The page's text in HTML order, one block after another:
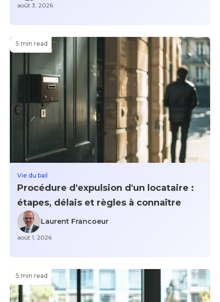
août 3, 2026
5 min read
Vie du bail
Procédure d'expulsion d'un locataire :
étapes, délais et règles à connaître
Laurent Francoeur
août 1, 2026
5 min read